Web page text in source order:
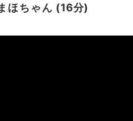
ほちゃん (16分)